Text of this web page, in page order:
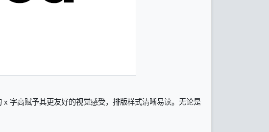
字高赋予其更友好的视觉感受，排版样式清晰易读。无论是